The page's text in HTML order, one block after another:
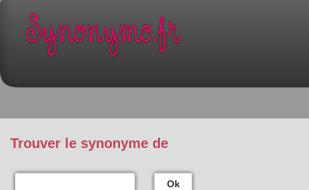
Trouver le synonyme de
Ok